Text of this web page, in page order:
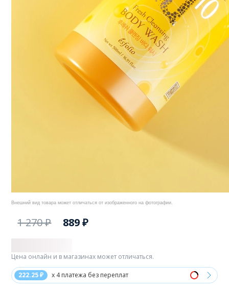
Внешний вид товара может отличаться от изображенного на фотографии.
1 270 ₽ 889 ₽
222.25 ₽ x 4 платежа без переплат
Цена онлайн и в магазинах может отличаться.